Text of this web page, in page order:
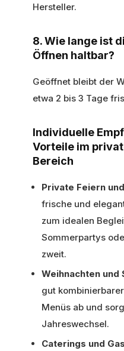
Hersteller.
8. Wie lange ist
Öffnen haltbar?
Geöffnet bleibt der
etwa 2 bis 3 Tage
Individuelle
Vorteile im
Bereich
Private Feiern
frische und
zum idealen
Sommerpartys
zweit.
Weihnachten und
gut
Menüs ab und
Jahreswechsel.
Caterings und